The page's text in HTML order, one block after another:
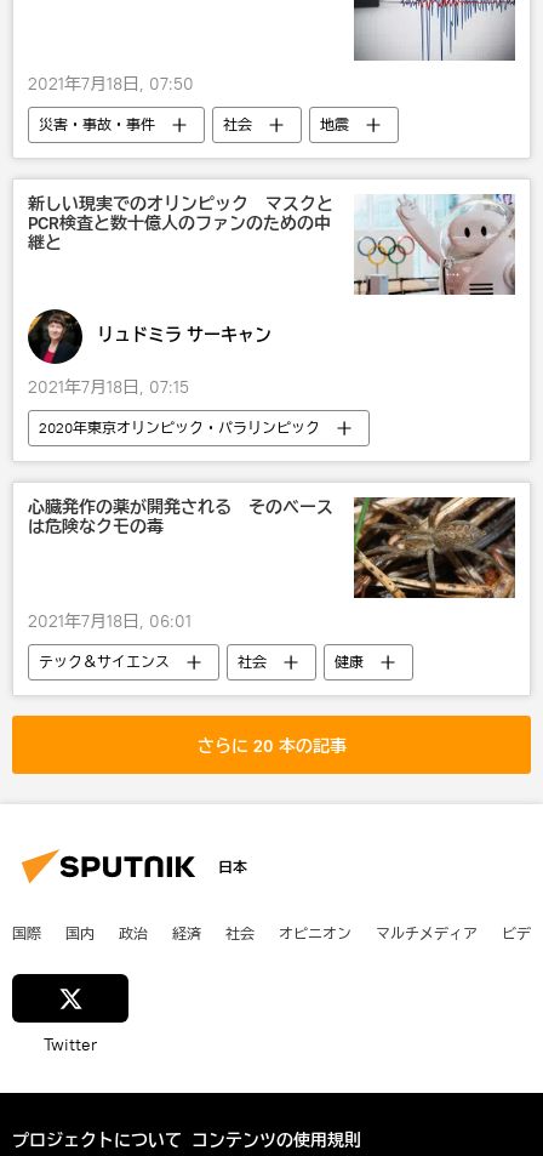
2021年7月18日, 07:50
災害・事故・事件 社会 地震
新しい現実でのオリンピック マスクと
PCR検査と数十億人のファンのための中
継と
リュドミラ サーキャン
2021年7月18日, 07:15
2020年東京オリンピック・パラリンピック
スポーツ
社会
東京2020オリンピック
五輪
東京
国内
新型コロナウイルス
心臓発作の薬が開発される そのベース
は危険なクモの毒
2021年7月18日, 06:01
テック＆サイエンス 社会
健康
医療
さらに 20 本の記事
日本
国際 国内 政治 経済 社会 オピニオン マルチメディア ビデ
Twitter
プロジェクトについて コンテンツの使用規則